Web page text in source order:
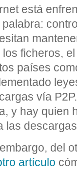
está
palabra:
los ficheros,
países
vía
y hay quien
las
del
artículo